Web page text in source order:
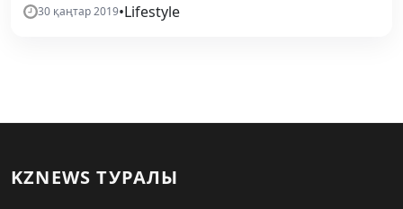
30 қаңтар 2019•Lifestyle
KZNEWS ТУРАЛЫ